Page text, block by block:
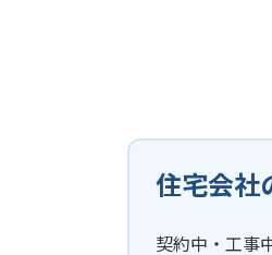
住宅会社
契約中・工事